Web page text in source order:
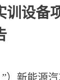
训设备